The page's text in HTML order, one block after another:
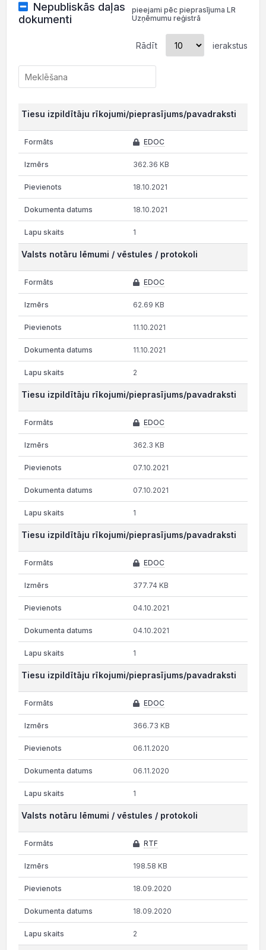
Nepubliskās daļas
dokumenti
pieejami pēc pieprasījuma LR
Uzņēmumu reģistrā
Rādīt ierakstus
Tiesu izpildītāju rīkojumi/pieprasījums/pavadraksti
EDOC
362.36 KB
18.10.2021
18.10.2021
1
Valsts notāru lēmumi / vēstules / protokoli
EDOC
62.69 KB
11.10.2021
11.10.2021
2
Tiesu izpildītāju rīkojumi/pieprasījums/pavadraksti
EDOC
362.3 KB
07.10.2021
07.10.2021
1
Tiesu izpildītāju rīkojumi/pieprasījums/pavadraksti
EDOC
377.74 KB
04.10.2021
04.10.2021
1
Tiesu izpildītāju rīkojumi/pieprasījums/pavadraksti
EDOC
366.73 KB
06.11.2020
06.11.2020
1
Valsts notāru lēmumi / vēstules / protokoli
RTF
198.58 KB
18.09.2020
18.09.2020
2